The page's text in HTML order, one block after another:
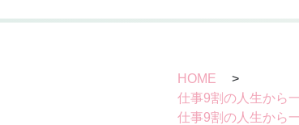
HOME
>
仕事9割の人生から
仕事9割の人生から